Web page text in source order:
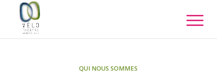
QUI NOUS SOMMES